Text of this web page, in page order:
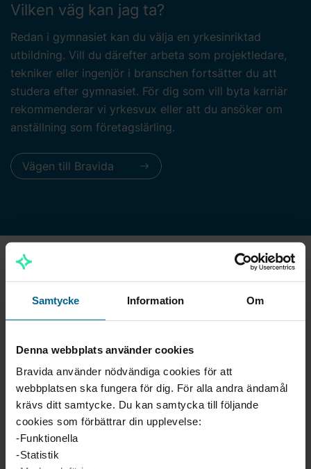
Samtycke Information Om
Denna webbplats använder cookies
Bravida använder nödvändiga cookies för att
webbplatsen ska fungera för dig. För alla andra ändamål
krävs ditt samtycke. Du kan samtycka till följande
cookies som förbättrar din upplevelse:
-Funktionella
-Statistik
Vilken väg kan jag ta?
Redan i gymnasiet kan du välja en yrkesinriktad
utbildning. Vill du därefter arbeta som projektledare,
tekniker eller ingenjör i branschen fortsätter du att
studera efter gymnasiet. För dig som vill byta karriär
rekommenderar vi yrkesvux eller att du ansöker om
anställning som företagslärling.
Vägen till Bravida